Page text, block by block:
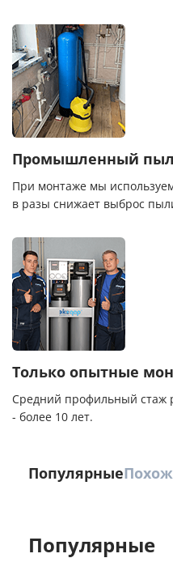
Промышленный
При монтаже мы
в разы снижает выброс
Только опытные
Средний профильный стаж
- более 10 лет.
Популярные
Популярные